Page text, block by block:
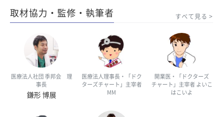
取材協力・監修・執筆者 すべて見る
医療法人社団 季邦会 理
事長
鎌形 博展
医療法人理事長・「ドク
ターズチャート」主宰者
MM
開業医・「ドクターズ
チャート」主宰者 よいこ
はこいよ